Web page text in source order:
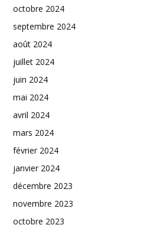
octobre 2024
septembre 2024
août 2024
juillet 2024
juin 2024
mai 2024
avril 2024
mars 2024
février 2024
janvier 2024
décembre 2023
novembre 2023
octobre 2023